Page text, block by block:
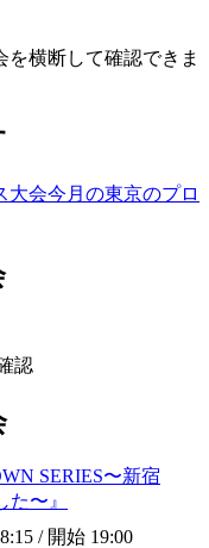
横断して確認できま
大会今月の東京のプロ
認
SERIES〜新宿
〜』
/ 開始 19:00